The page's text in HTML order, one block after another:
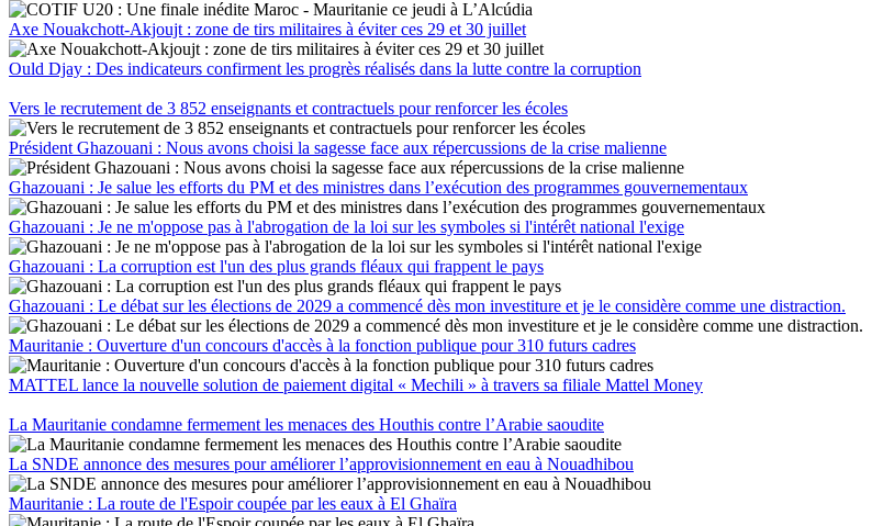
Axe Nouakchott-Akjoujt : zone de tirs militaires à éviter ces 29 et 30 juillet
Ould Djay : Des indicateurs confirment les progrès réalisés dans la lutte contre la corruption
Vers le recrutement de 3 852 enseignants et contractuels pour renforcer les écoles
Président Ghazouani : Nous avons choisi la sagesse face aux répercussions de la crise malienne
Ghazouani : Je salue les efforts du PM et des ministres dans l’exécution des programmes gouvernementaux
Ghazouani : Je ne m'oppose pas à l'abrogation de la loi sur les symboles si l'intérêt national l'exige
Ghazouani : La corruption est l'un des plus grands fléaux qui frappent le pays
Ghazouani : Le débat sur les élections de 2029 a commencé dès mon investiture et je le considère comme une distraction.
Mauritanie : Ouverture d'un concours d'accès à la fonction publique pour 310 futurs cadres
MATTEL lance la nouvelle solution de paiement digital « Mechili » à travers sa filiale Mattel Money
La Mauritanie condamne fermement les menaces des Houthis contre l’Arabie saoudite
La SNDE annonce des mesures pour améliorer l’approvisionnement en eau à Nouadhibou
Mauritanie : La route de l'Espoir coupée par les eaux à El Ghaïra